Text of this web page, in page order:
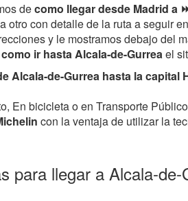
decomo llegar desde Madrid a
otro con detalle de la ruta a seguir
y le mostramos debajo del
como ir hasta Alcala-de-Gurreael
Alcala-de-Gurrea hasta la capital
En bicicleta o en Transporte
con la ventaja de utilizar la
para llegar a Alcala-